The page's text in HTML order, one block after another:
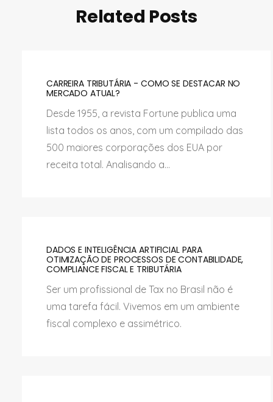
Related Posts
CARREIRA TRIBUTÁRIA - COMO SE DESTACAR NO
MERCADO ATUAL?
Desde 1955, a revista Fortune publica uma
lista todos os anos, com um compilado das
500 maiores corporações dos EUA por
receita total. Analisando a...
DADOS E INTELIGÊNCIA ARTIFICIAL PARA
OTIMIZAÇÃO DE PROCESSOS DE CONTABILIDADE,
COMPLIANCE FISCAL E TRIBUTÁRIA
Ser um profissional de Tax no Brasil não é
uma tarefa fácil. Vivemos em um ambiente
fiscal complexo e assimétrico.